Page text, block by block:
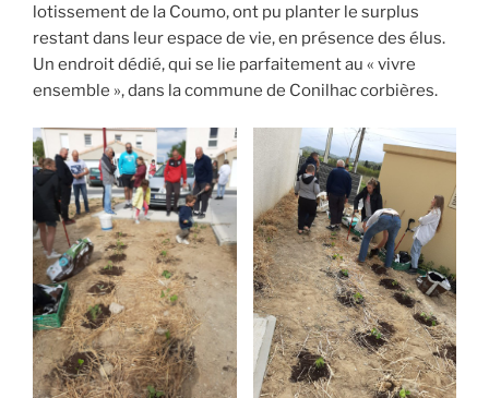
lotissement de la Coumo, ont pu planter le surplus
restant dans leur espace de vie, en présence des élus.
Un endroit dédié, qui se lie parfaitement au « vivre
ensemble », dans la commune de Conilhac corbières.